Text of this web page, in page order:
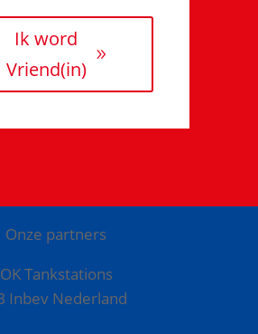
Ik word
Vriend(in)
Onze partners
OK Tankstations
Inbev Nederland